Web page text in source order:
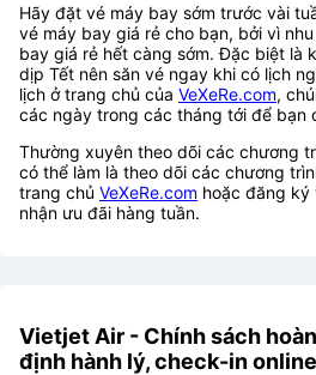
Hãy đặt vé máy bay sớm trước vài
vé máy bay giá rẻ cho bạn, bởi vì
bay giá rẻ hết càng sớm. Đặc biệt là
dịp Tết nên săn vé ngay khi có lịch
lịch ở trang chủ của VeXeRe.com,
các ngày trong các tháng tới để bạn
Thường xuyên theo dõi các chương
có thể làm là theo dõi các chương
trang chủ VeXeRe.com hoặc đăng ký
nhận ưu đãi hàng tuần.
Vietjet Air - Chính sách
định hành lý, check-in online